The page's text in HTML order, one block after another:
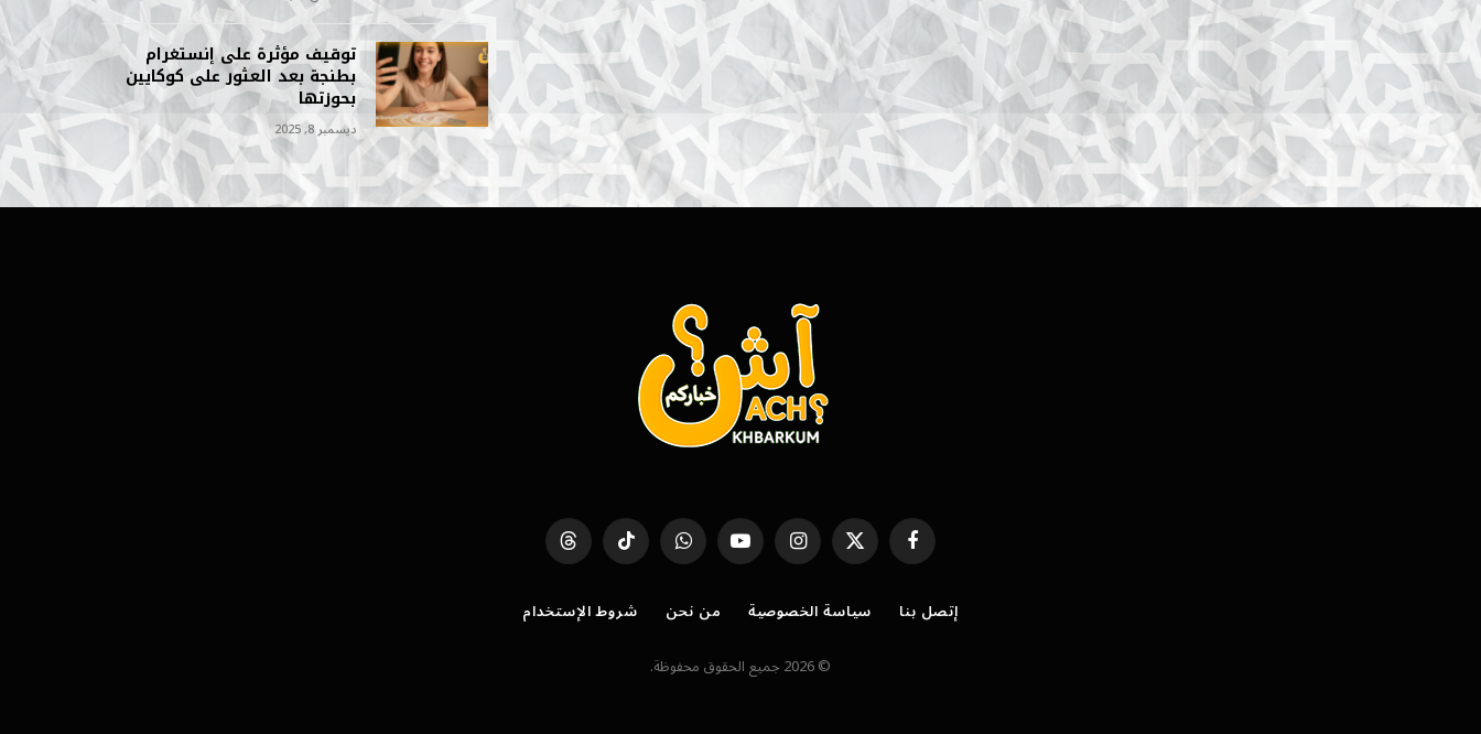
توقيف مؤثرة على إنستغرام
بطنجة بعد العثور على كوكايين
بحوزتها
ديسمبر 8, 2025
فيسبوك X
(Twitter)
الانستغراميوتيوب واتساب تيكتوك Threads
إتصل بنا سياسة الخصوصية من نحن
شروط الإستخدام
© 2026 جميع الحقوق محفوظة.